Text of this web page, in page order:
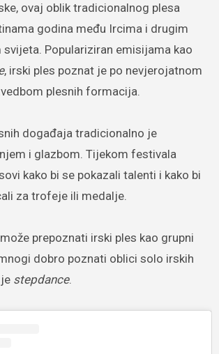
ovaj oblik tradicionalnog plesa
godina među Ircima i drugim
Populariziran emisijama kao
, irski ples poznat je po nevjerojatnom
plesnih formacija.
događaja tradicionalno je
i glazbom. Tijekom festivala
kako bi se pokazali talenti i kako bi
za trofeje ili medalje.
prepoznati irski ples kao grupni
dobro poznati oblici solo irskih
stepdance.